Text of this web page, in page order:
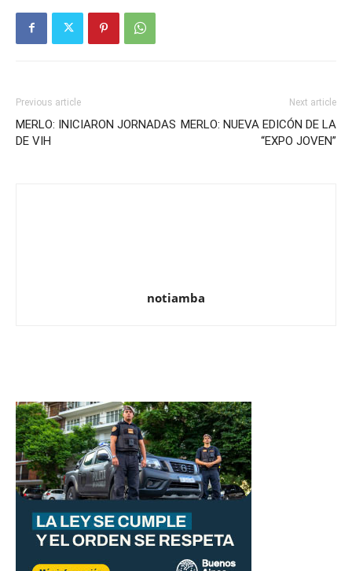
Previous article
MERLO: INICIARON JORNADAS
DE VIH
Next article
MERLO: NUEVA EDICÓN DE LA
“EXPO JOVEN”
notiamba